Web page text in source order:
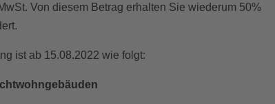
Von diesem Betrag erhalten Sie wiederum 50%
ist ab 15.08.2022 wie folgt: